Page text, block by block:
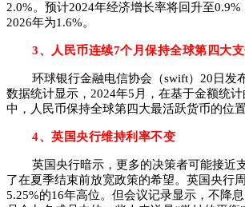
2.0%。预计2024年经济增长率将回升至0.9%
2026年为1.6%。
3、人民币连续7个月保持全球第四大
环球银行金融电信协会（swift）20日发
数据统计显示，2024年5月，在基于金额统
中，人民币保持全球第四大最活跃货币的位置
4、英国央行维持利率不变
英国央行暗示，更多的决策者可能接近
了在夏季结束前放宽政策的希望。英国央行
5.25%的16年高位。但会议记录显示，不降